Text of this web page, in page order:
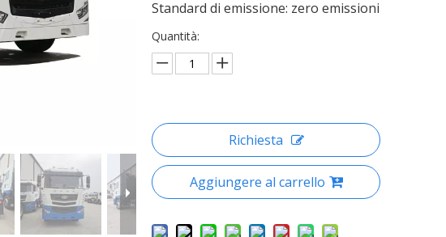
Standard di emissione: zero emissioni
Quantità:
Richiesta
Aggiungere al carrello